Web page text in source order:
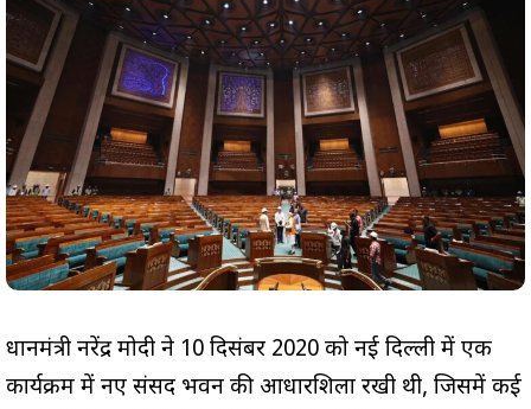
प्रधानमंत्री नरेंद्र मोदी ने 10 दिसंबर 2020 को नई दिल्ली में एक
कार्यक्रम में नए संसद भवन की आधारशिला रखी थी, जिसमें कई